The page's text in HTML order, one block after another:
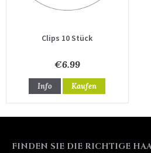
Clips 10 Stück
€6.99
Info Kaufen
FINDEN SIE DIE RICHTIGE